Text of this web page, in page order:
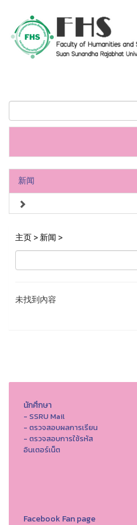
新闻
主页>新闻 >
未找到內容
นักศึกษา
- SSRU Mail
- ตรวจสอบผลการเรียน
- ตรวจสอบการใช้รหัส
อินเตอร์เน็ต
Facebook Fan page